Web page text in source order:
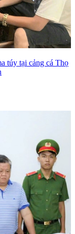
túy tại cảng cá Thọ